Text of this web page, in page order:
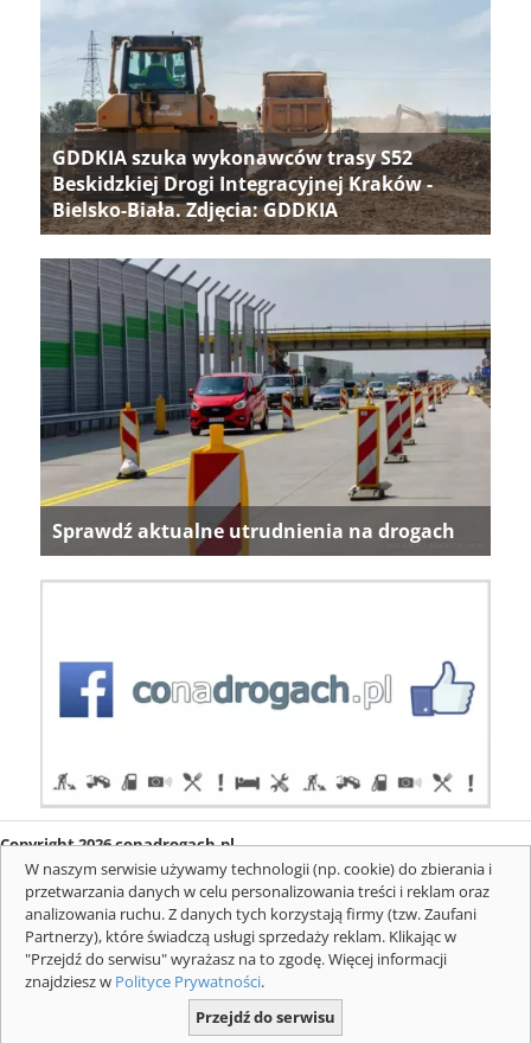
GDDKIA szuka wykonawców trasy S52
Beskidzkiej Drogi Integracyjnej Kraków -
Bielsko-Biała. Zdjęcia: GDDKIA
Sprawdź aktualne utrudnienia na drogach
Copyright 2026 conadrogach.pl
O firmie
Redakcja Regulamin
Informacje o cookies
Mapa serwisu
Komunikaty
W naszym serwisie używamy technologii (np. cookie) do zbierania i
przetwarzania danych w celu personalizowania treści i reklam oraz
analizowania ruchu. Z danych tych korzystają firmy (tzw. Zaufani
Partnerzy), które świadczą usługi sprzedaży reklam. Klikając w
"Przejdź do serwisu" wyrażasz na to zgodę. Więcej informacji
znajdziesz w Polityce Prywatności.
Przejdź do serwisu